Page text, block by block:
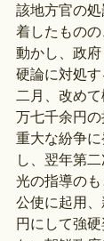
該地方官の
着したもの
動かし、政
硬論に対処
二月、改め
万七千余円の
重大な紛争
し、翌年第
光の指導の
公使に起用
円にして強